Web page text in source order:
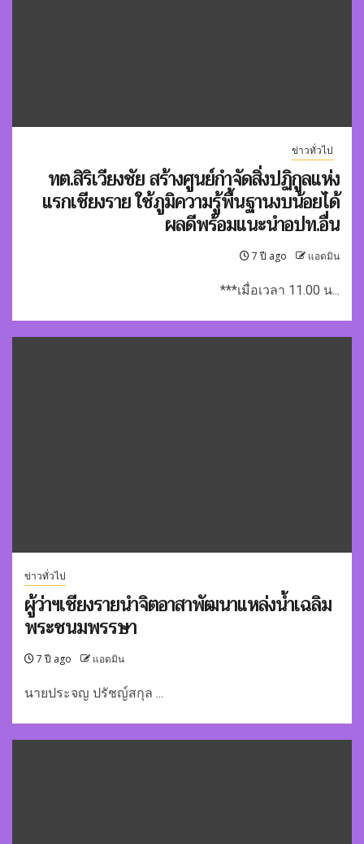
ข่าวทั่วไป
ทต.สิริเวียงชัย สร้างศูนย์กำจัดสิ่งปฏิกูลแห่ง
แรกเชียงราย ใช้ภูมิความรู้พื้นฐานงบน้อยได้
ผลดีพร้อมแนะนำอปท.อื่น
7 ปี ago แอดมิน
***เมื่อเวลา 11.00 น...
ข่าวทั่วไป
ผู้ว่าฯเชียงรายนำจิตอาสาพัฒนาแหล่งน้ำเฉลิม
พระชนมพรรษา
7 ปี ago แอดมิน
นายประจญ ปรัชญ์สกุล ...